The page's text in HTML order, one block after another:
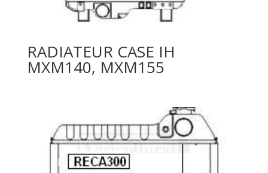
RADIATEUR CASE IH
MXM140, MXM155